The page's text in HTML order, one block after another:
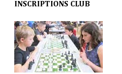
INSCRIPTIONS CLUB